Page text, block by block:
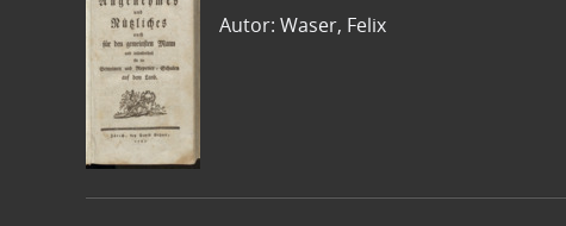
Autor: Waser, Felix